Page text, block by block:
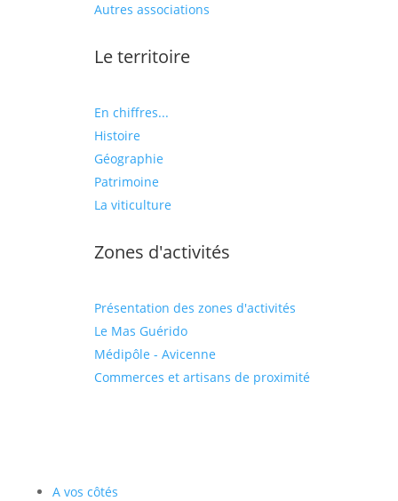
Autres associations
Le territoire
En chiffres...
Histoire
Géographie
Patrimoine
La viticulture
Zones d'activités
Présentation des zones d'activités
Le Mas Guérido
Médipôle - Avicenne
Commerces et artisans de proximité
A vos côtés